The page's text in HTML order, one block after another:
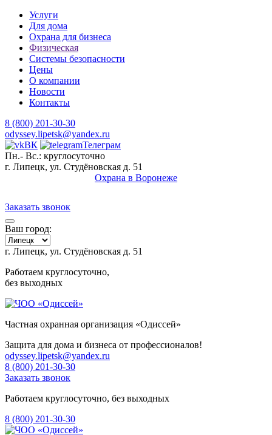
Услуги
Для дома
Охрана для бизнеса
Физическая
Системы безопасности
Цены
О компании
Новости
Контакты
8 (800) 201-30-30
odyssey.lipetsk@yandex.ru
ВК
Телеграм
Пн.- Вс.: круглосуточно
г. Липецк, ул. Студёновская д. 51
Охрана в Воронеже
Заказать звонок
Ваш город:
г. Липецк, ул. Студёновская д. 51
Работаем круглосуточно,
без выходных
Частная охранная организация «Одиссей»
Защита для дома и бизнеса от профессионалов!
odyssey.lipetsk@yandex.ru
8 (800) 201-30-30
Заказать звонок
Работаем круглосуточно, без выходных
8 (800) 201-30-30